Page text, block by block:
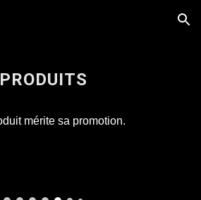
Skip to navigation
PRODUITS
mérite sa promotion.